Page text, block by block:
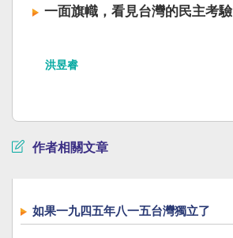
一面旗幟，看見台灣的民主考驗
洪昱睿
作者相關文章
如果一九四五年八一五台灣獨立了